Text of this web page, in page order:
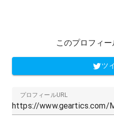
このプロフィ
ツ
プロフィールURL